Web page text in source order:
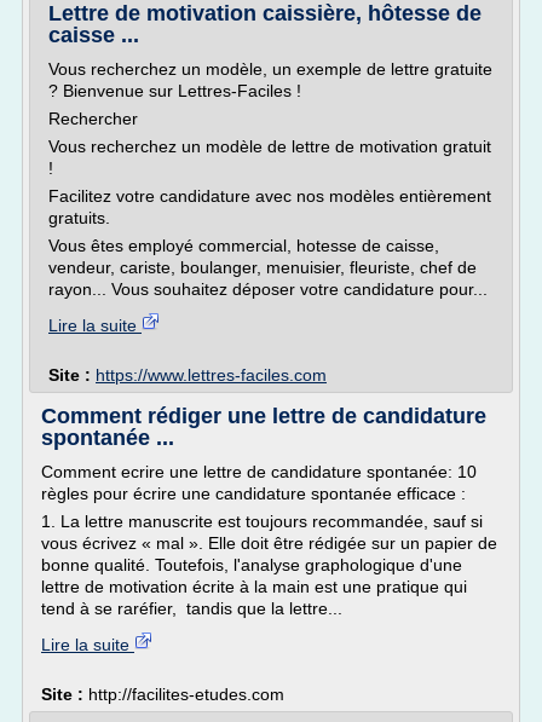
Lettre de motivation caissière, hôtesse de
caisse ...
Vous recherchez un modèle, un exemple de lettre gratuite
? Bienvenue sur Lettres-Faciles !
Rechercher
Vous recherchez un modèle de lettre de motivation gratuit
!
Facilitez votre candidature avec nos modèles entièrement
gratuits.
Vous êtes employé commercial, hotesse de caisse,
vendeur, cariste, boulanger, menuisier, fleuriste, chef de
rayon... Vous souhaitez déposer votre candidature pour...
Lire la suite
Site : https://www.lettres-faciles.com
Comment rédiger une lettre de candidature
spontanée ...
Comment ecrire une lettre de candidature spontanée: 10
règles pour écrire une candidature spontanée efficace :
1. La lettre manuscrite est toujours recommandée, sauf si
vous écrivez « mal ». Elle doit être rédigée sur un papier de
bonne qualité. Toutefois, l'analyse graphologique d'une
lettre de motivation écrite à la main est une pratique qui
tend à se raréfier, tandis que la lettre...
Lire la suite
Site : http://facilites-etudes.com